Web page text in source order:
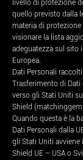
livello di protezione
quello previsto dalla
materia di protezione
visionare la lista
adeguatezza sul sito
Europea.
Dati Personali
Trasferimento di Dati
verso gli Stati Uniti
Shield
Quando questa è la
Dati Personali dalla
gli Stati Uniti avviene
Shield UE – USA o